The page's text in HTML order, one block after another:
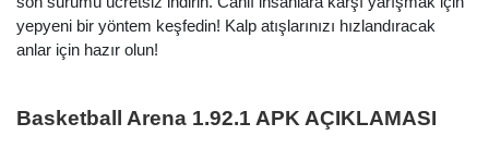
yepyeni bir yöntem keşfedin! Kalp atışlarınızı hızlandıracak
anlar için hazır olun!
Basketball Arena 1.92.1 APK AÇIKLAMASI